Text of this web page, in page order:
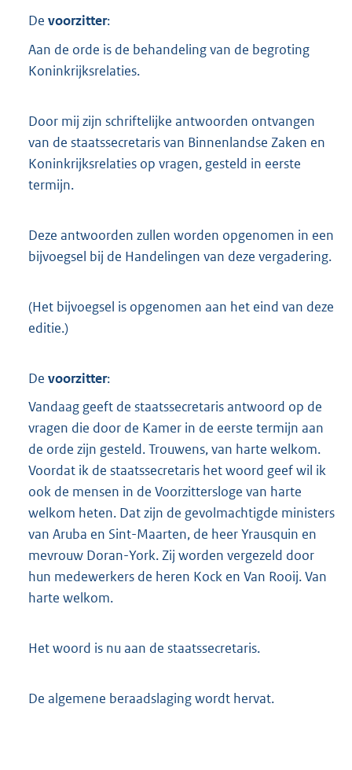
De voorzitter:
Aan de orde is de behandeling van de begroting
Koninkrijksrelaties.
Door mij zijn schriftelijke antwoorden ontvangen
van de staatssecretaris van Binnenlandse Zaken en
Koninkrijksrelaties op vragen, gesteld in eerste
termijn.
Deze antwoorden zullen worden opgenomen in een
bijvoegsel bij de Handelingen van deze vergadering.
(Het bijvoegsel is opgenomen aan het eind van deze
editie.)
De voorzitter:
Vandaag geeft de staatssecretaris antwoord op de
vragen die door de Kamer in de eerste termijn aan
de orde zijn gesteld. Trouwens, van harte welkom.
Voordat ik de staatssecretaris het woord geef wil ik
ook de mensen in de Voorzittersloge van harte
welkom heten. Dat zijn de gevolmachtigde ministers
van Aruba en Sint-Maarten, de heer Yrausquin en
mevrouw Doran-York. Zij worden vergezeld door
hun medewerkers de heren Kock en Van Rooij. Van
harte welkom.
Het woord is nu aan de staatssecretaris.
De algemene beraadslaging wordt hervat.